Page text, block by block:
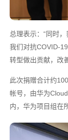
总理表示：“同时
我们对抗COVID-
转型做出贡献，改
此次捐赠合计约
帐号，由华为
内，华为项目组在